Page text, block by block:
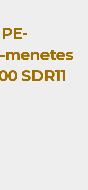
menetes
SDR11